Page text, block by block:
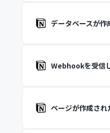
データベースが作
Webhookを受信
ページが作成され